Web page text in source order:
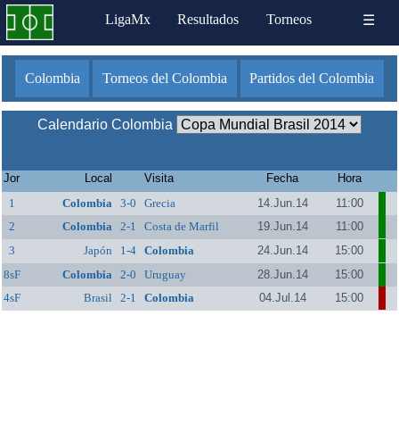
LigaMx Resultados Torneos ☰
Colombia Torneos del Colombia Partidos del Colombia
Calendario Colombia
Jor Local Visita Fecha
Hora
1
Colombia 3-0 Grecia 14.Jun.14
11:00
2
Colombia 2-1 Costa de Marfil 19.Jun.14
11:00
3
Japón 1-4 Colombia 24.Jun.14
15:00
8sF
Colombia 2-0 Uruguay 28.Jun.14
15:00
4sF
Brasil 2-1 Colombia 04.Jul.14 15:00